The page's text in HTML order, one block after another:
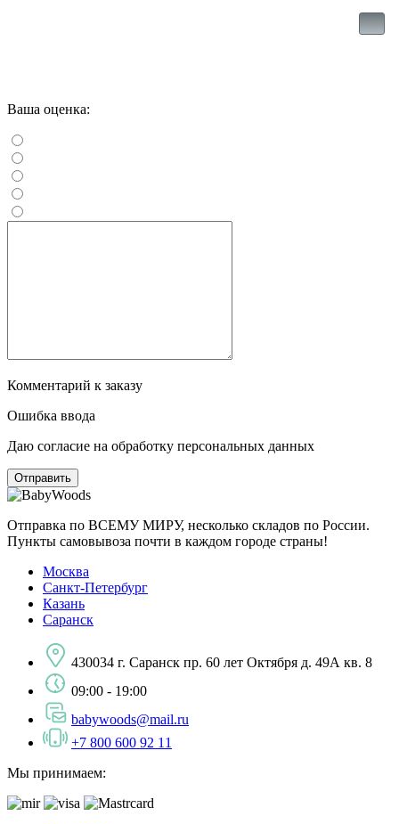
Ваша оценка:
Комментарий к заказу
Ошибка ввода
Даю согласие на обработку персональных данных
Отправка по ВСЕМУ МИРУ, несколько складов по России.
Пункты самовывоза почти в каждом городе страны!
Москва
Санкт-Петербург
Казань
Саранск
430034 г. Саранск пр. 60 лет Октября д. 49А кв. 8
09:00 - 19:00
babywoods@mail.ru
+7 800 600 92 11
Мы принимаем: